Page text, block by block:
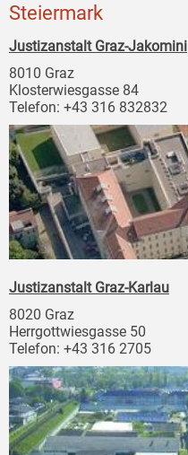
Steiermark
Justizanstalt Graz-Jakomini
8010 Graz
Klosterwiesgasse 84
Telefon: +43 316 832832
Justizanstalt Graz-Karlau
8020 Graz
Herrgottwiesgasse 50
Telefon: +43 316 2705